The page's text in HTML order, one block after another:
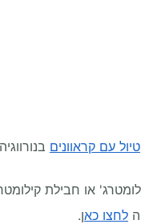
טיול עם קראוונים
לחצו כאן.